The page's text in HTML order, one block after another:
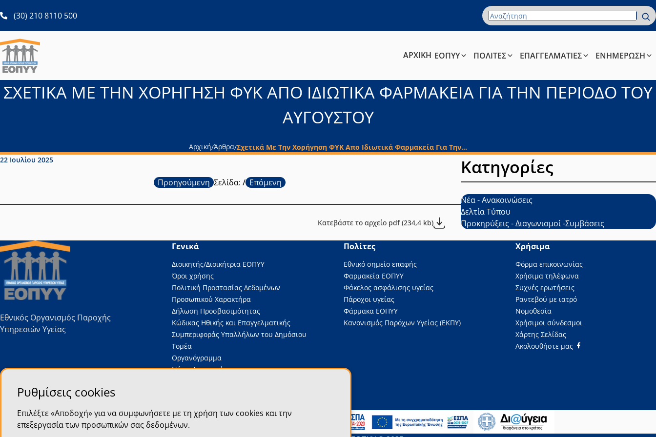
(30) 210 8110 500ανοίγει σε νέα καρτέλα
Όρος Αναζήτησης
ΑΡΧΙΚΗ ΕΟΠΥΥ ΠΟΛΙΤΕΣ ΕΠΑΓΓΕΛΜΑΤΙΕΣ ΕΝΗΜΕΡΩΣΗ
ΣΧΕΤΙΚΑ ΜΕ ΤΗΝ ΧΟΡΗΓΗΣΗ ΦΥΚ ΑΠΟ ΙΔΙΩΤΙΚΑ ΦΑΡΜΑΚΕΙΑ ΓΙΑ ΤΗΝ ΠΕΡΙΟΔΟ ΤΟΥ
ΑΥΓΟΥΣΤΟΥ
Αρχική/Άρθρα/Σχετικά Με Την Χορήγηση ΦΥΚ Απο Ιδιωτικά Φαρμακεία Για Την...
Ημερομηνία δημοσίευσης:
22 Ιουλίου 2025
Προηγούμενη Σελίδα: / Επόμενη
Κατεβάστε το αρχείο pdf (234,4 kb)
Κατηγορίες
Νέα - Ανακοινώσεις
Δελτία Τύπου
Προκηρύξεις - Διαγωνισμοί -Συμβάσεις
Εθνικός Οργανισμός Παροχής
Υπηρεσιών Υγείας
Γενικά
Διοικητής/Διοικήτρια ΕΟΠΥΥ
Όροι χρήσης
Πολιτική Προστασίας Δεδομένων
Προσωπικού Χαρακτήρα
Δήλωση Προσβασιμότητας
Κώδικας Ηθικής και Επαγγελματικής
Συμπεριφοράς Υπαλλήλων του Δημόσιου
Τομέα
Οργανόγραμμα
Νέα – Ανακοινώσεις
Πολίτες
Εθνικό σημείο επαφής
Φαρμακεία ΕΟΠΥΥ
Φάκελος ασφάλισης υγείας
Πάροχοι υγείας
Φάρμακα ΕΟΠΥΥ
Κανονισμός Παρόχων Υγείας (ΕΚΠΥ)
Χρήσιμα
Φόρμα επικοινωνίας
Χρήσιμα τηλέφωνα
Συχνές ερωτήσεις
Ραντεβού με ιατρό
Νομοθεσία
Χρήσιμοι σύνδεσμοι
Χάρτης Σελίδας
Ακολουθήστε μας
Ρυθμίσεις cookies
Επιλέξτε «Αποδοχή» για να συμφωνήσετε με τη χρήση των cookies και την
επεξεργασία των προσωπικών σας δεδομένων.